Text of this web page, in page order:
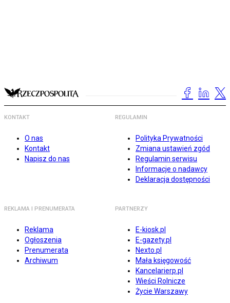
KONTAKT
O nas
Kontakt
Napisz do nas
REGULAMIN
Polityka Prywatności
Zmiana ustawień zgód
Regulamin serwisu
Informacje o nadawcy
Deklaracja dostępności
REKLAMA I PRENUMERATA
Reklama
Ogłoszenia
Prenumerata
Archiwum
PARTNERZY
E-kiosk.pl
E-gazety.pl
Nexto.pl
Mała księgowość
Kancelarierp.pl
Wieści Rolnicze
Życie Warszawy